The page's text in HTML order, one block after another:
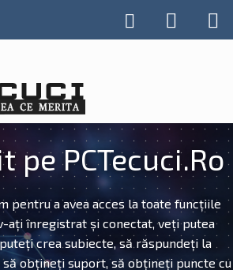
pe PCTecuci.Ro
pentru a avea acces la toate funcțiile
ați înregistrat și conectat, veți putea
crea subiecte, să răspundeți la
obțineți suport, să obțineți puncte cu